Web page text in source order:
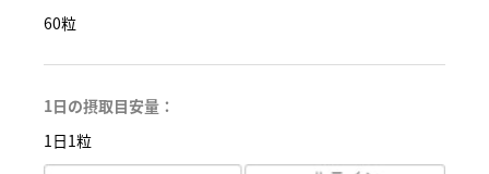
60粒
1日の摂取目安量：
1日1粒